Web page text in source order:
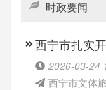
时政要闻
西宁市扎实
2026-03-24
西宁市文体